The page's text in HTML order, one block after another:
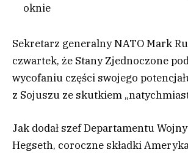
oknie
Sekretarz generalny NATO Mark
czwartek, że Stany Zjednoczone
wycofaniu części swojego
z Sojuszu ze skutkiem
Jak dodał szef Departamentu
Hegseth, coroczne składki